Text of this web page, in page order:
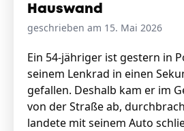
Hauswand
geschrieben am 15. Mai 2026
Ein 54-jähriger ist gestern in
seinem Lenkrad in einen
gefallen. Deshalb kam er im
von der Straße ab,
landete mit seinem Auto